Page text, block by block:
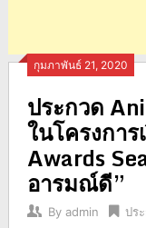
กุมภาพันธ์ 21, 2020
ประกวด
ในโครงกา
Awards
อารมณ์ดี”
By admin ปร